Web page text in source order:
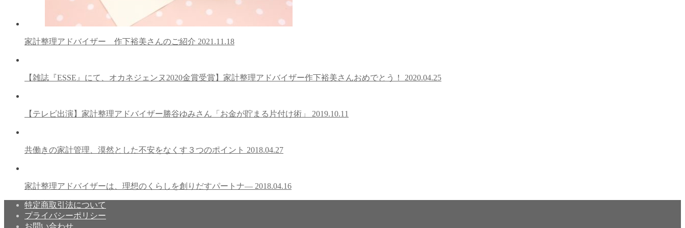
家計整理アドバイザー 作下裕美さんのご紹介 2021.11.18
【雑誌『ESSE』にて、オカネジェンヌ2020金賞受賞】家計整理アドバイザー作下裕美さんおめでとう！ 2020.04.25
【テレビ出演】家計整理アドバイザー勝谷ゆみさん「お金が貯まる片付け術」 2019.10.11
共働きの家計管理、漠然とした不安をなくす３つのポイント 2018.04.27
家計整理アドバイザーは、理想のくらしを創りだすパートナ― 2018.04.16
特定商取引法について
プライバシーポリシー
お問い合わせ